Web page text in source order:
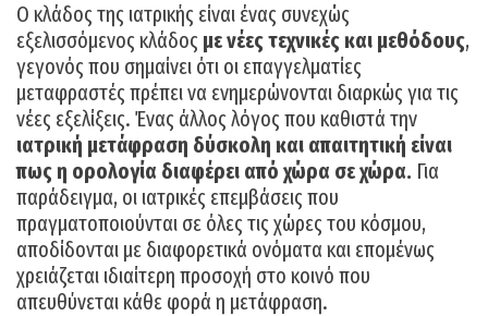
Ο κλάδος της ιατρικής είναι ένας συνεχώς
εξελισσόμενος κλάδος με νέες τεχνικές και μεθόδους,
γεγονός που σημαίνει ότι οι επαγγελματίες
μεταφραστές πρέπει να ενημερώνονται διαρκώς για τις
νέες εξελίξεις. Ένας άλλος λόγος που καθιστά την
ιατρική μετάφραση δύσκολη και απαιτητική είναι
πως η ορολογία διαφέρει από χώρα σε χώρα. Για
παράδειγμα, οι ιατρικές επεμβάσεις που
πραγματοποιούνται σε όλες τις χώρες του κόσμου,
αποδίδονται με διαφορετικά ονόματα και επομένως
χρειάζεται ιδιαίτερη προσοχή στο κοινό που
απευθύνεται κάθε φορά η μετάφραση.